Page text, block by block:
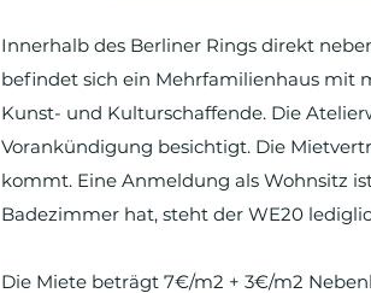
Innerhalb des Berliner Rings direkt
befindet sich ein Mehrfamilienhaus mit
Kunst- und Kulturschaffende. Die
Vorankündigung besichtigt. Die
kommt. Eine Anmeldung als Wohnsitz
Badezimmer hat, steht der WE20
Die Miete beträgt 7€/m2 + 3€/m2